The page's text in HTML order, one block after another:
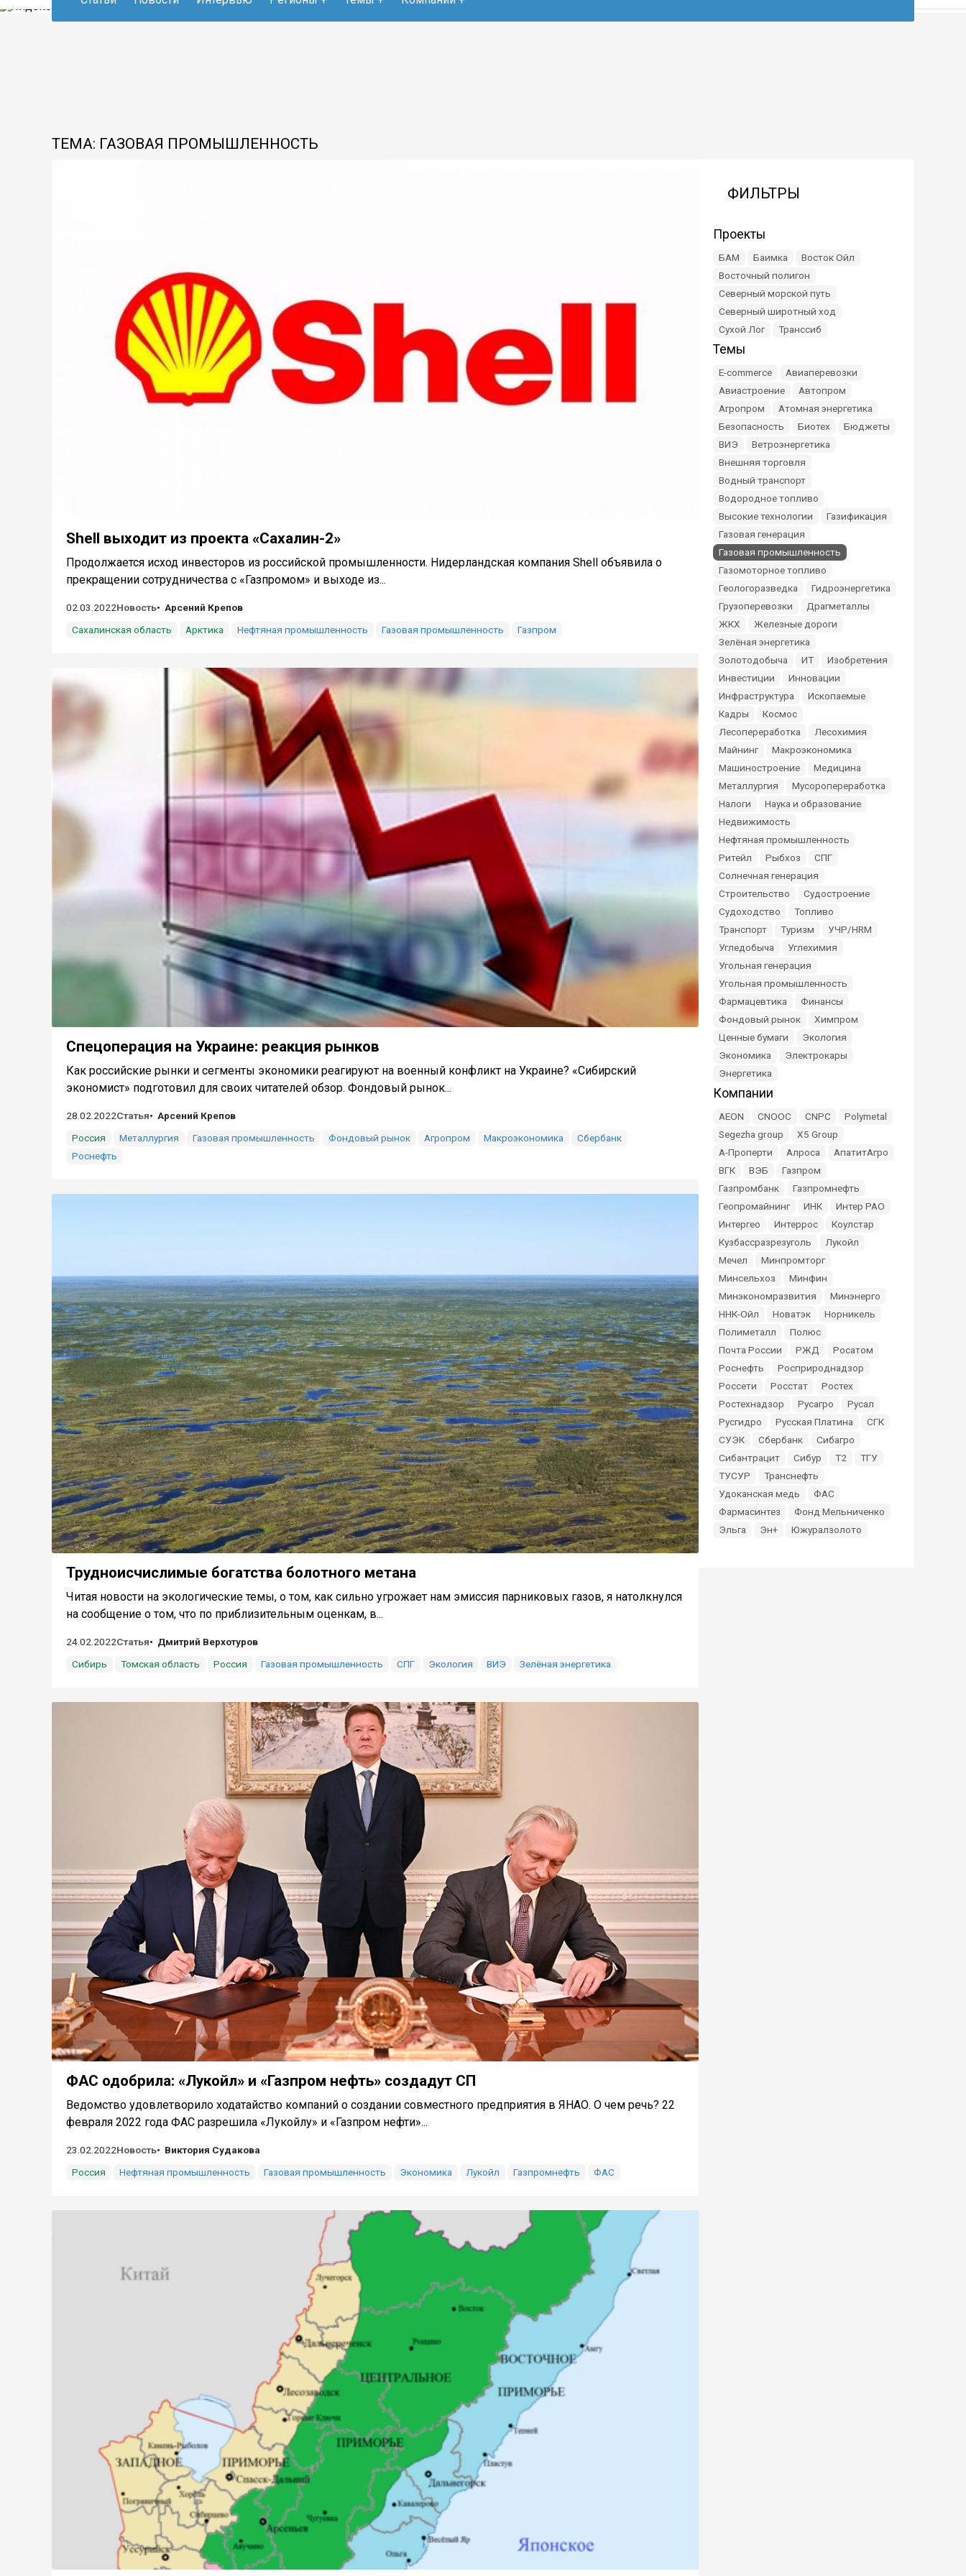
ТЕМА: ГАЗОВАЯ ПРОМЫШЛЕННОСТЬ
Shell выходит из проекта «Сахалин-2»
Продолжается исход инвесторов из российской промышленности. Нидерландская компания Shell объявила о
прекращении сотрудничества с «Газпромом» и выходе из...
02.03.2022Новость
Арсений Крепов
Сахалинская область
Арктика Нефтяная промышленность Газовая промышленность Газпром
Спецоперация на Украине: реакция рынков
Как российские рынки и сегменты экономики реагируют на военный конфликт на Украине? «Сибирский
экономист» подготовил для своих читателей обзор. Фондовый рынок...
28.02.2022Статья
Арсений Крепов
Россия
Металлургия Газовая промышленность Фондовый рынок Агропром Макроэкономика
Сбербанк
Роснефть
Трудноисчислимые богатства болотного метана
Читая новости на экологические темы, о том, как сильно угрожает нам эмиссия парниковых газов, я натолкнулся
на сообщение о том, что по приблизительным оценкам, в...
24.02.2022Статья
Дмитрий Верхотуров
Сибирь
Томская область Россия Газовая промышленность СПГ Экология ВИЭ Зелёная энергетика
ФАС одобрила: «Лукойл» и «Газпром нефть» создадут СП
Ведомство удовлетворило ходатайство компаний о создании совместного предприятия в ЯНАО. О чем речь? 22
февраля 2022 года ФАС разрешила «Лукойлу» и «Газпром нефти»...
23.02.2022Новость
Виктория Судакова
Россия
Нефтяная промышленность Газовая промышленность Экономика Лукойл Газпромнефть ФАС
ФИЛЬТРЫ
Проекты
БАМ Баимка
Восток Ойл
Восточный полигон
Северный морской путь
Северный широтный ход
Сухой Лог
Транссиб
Темы
E-commerce
Авиаперевозки
Авиастроение
Автопром
Агропром
Атомная энергетика
Безопасность
Биотех
Бюджеты
ВИЭ
Ветроэнергетика
Внешняя торговля
Водный транспорт
Водородное топливо
Высокие технологии
Газификация
Газовая генерация
Газовая промышленность
Газомоторное топливо
Геологоразведка
Гидроэнергетика
Грузоперевозки
Драгметаллы
ЖКХ
Железные дороги
Зелёная энергетика
Золотодобыча
ИТ
Изобретения
Инвестиции
Инновации
Инфраструктура
Ископаемые
Кадры
Космос
Лесопереработка
Лесохимия
Майнинг
Макроэкономика
Машиностроение
Медицина
Металлургия
Мусоропереработка
Налоги
Наука и образование
Недвижимость
Нефтяная промышленность
Ритейл
Рыбхоз
СПГ
Солнечная генерация
Строительство
Судостроение
Судоходство
Топливо
Транспорт
Туризм
УЧР/HRM
Угледобыча
Углехимия
Угольная генерация
Угольная промышленность
Фармацевтика
Финансы
Фондовый рынок
Химпром
Ценные бумаги
Экология
Экономика
Электрокары
Энергетика
Компании
AEON CNOOC CNPC
Polymetal
Segezha group
X5 Group
А-Проперти
Алроса
АпатитАгро
ВГК
ВЭБ
Газпром
Газпромбанк
Газпромнефть
Геопромайнинг
ИНК
Интер РАО
Интергео
Интеррос
Коулстар
Кузбассразрезуголь
Лукойл
Мечел
Минпромторг
Минсельхоз
Минфин
Минэкономразвития
Минэнерго
ННК-Ойл
Новатэк
Норникель
Полиметалл
Полюс
Почта России
РЖД
Росатом
Роснефть
Росприроднадзор
Россети
Росстат
Ростех
Ростехнадзор
Русагро
Русал
Русгидро
Русская Платина
СГК
СУЭК
Сбербанк
Сибагро
Сибантрацит
Сибур Т2
ТГУ
ТУСУР
Транснефть
Удоканская медь
ФАС
Фармасинтез
Фонд Мельниченко
Эльга
Эн+ Южуралзолото